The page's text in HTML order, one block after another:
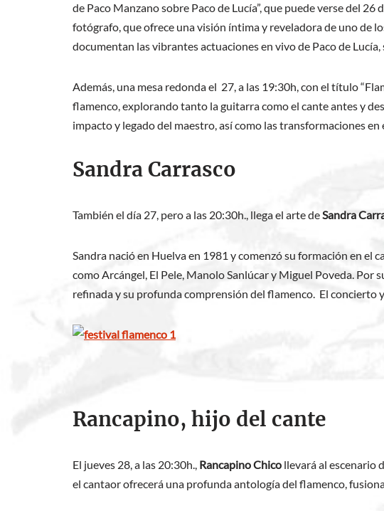
de Paco Manzano sobre Paco de Lucía”, que puede verse del
fotógrafo, que ofrece una visión íntima y reveladora de uno de
documentan las vibrantes actuaciones en vivo de Paco de
Además, una mesa redonda el 27, a las 19:30h, con el título
flamenco, explorando tanto la guitarra como el cante antes y
impacto y legado del maestro, así como las transformaciones en
Sandra Carrasco
También el día 27, pero a las 20:30h., llega el arte deSandra
Sandra nació en Huelva en 1981 y comenzó su formación en el
como Arcángel, El Pele, Manolo Sanlúcar y Miguel Poveda.
refinada y su profunda comprensión del flamenco. El concierto
Rancapino, hijo del cante
El jueves 28, a las 20:30h., Rancapino Chico llevará al escenario
el cantaor ofrecerá una profunda antología del flamenco,